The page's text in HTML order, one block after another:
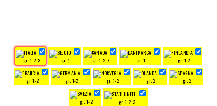
gr. 1-2-3 gr. 1 gr. 1-2-3 gr. 1 gr. 1-2
gr. 1-2 gr. 1-2 gr. 1-2 gr. 2 gr. 2
gr. 1-2 gr. 1-2-3